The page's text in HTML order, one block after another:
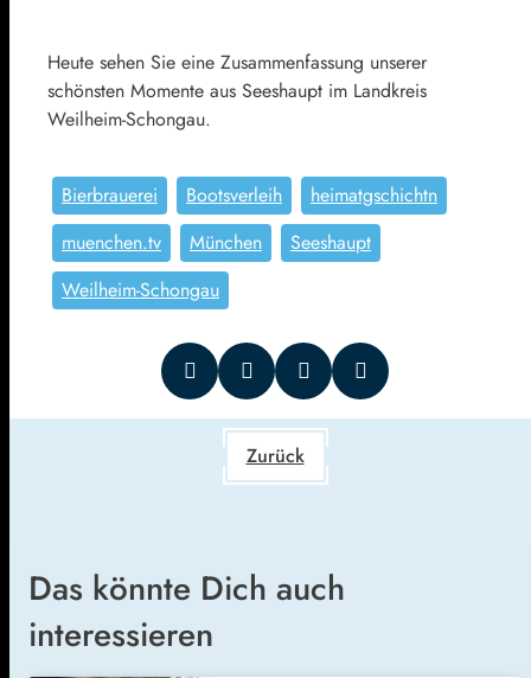
Heute sehen Sie eine Zusammenfassung unserer
schönsten Momente aus Seeshaupt im Landkreis
Weilheim-Schongau.
Bierbrauerei Bootsverleih
heimatgschichtn
muenchen.tv
München
Seeshaupt
Weilheim-Schongau
Zurück
Das könnte Dich auch
interessieren